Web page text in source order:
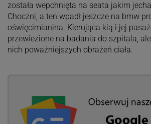
została wepchnięta na seata jakim
Choczni, a ten wpadł jeszcze na bmw
oświęcimianina. Kierująca kią i jej
przewiezione na badania do szpitala,
nich poważniejszych obrażeń ciała.